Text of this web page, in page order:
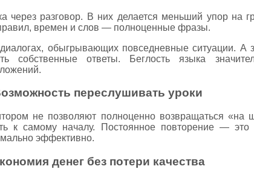
через разговор. В них делается меньший упор на
времен и слов — полноценные фразы.
обыгрывающих повседневные ситуации. А
собственные ответы. Беглость языка
переслушивать уроки
не позволяют полноценно возвращаться «на
к самому началу. Постоянное повторение — это
эффективно.
денег без потери качества